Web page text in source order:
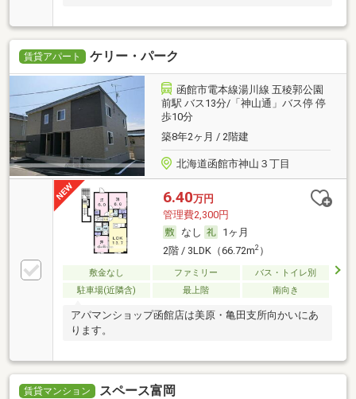
賃貸アパート ケリー・パーク
函館市電本線湯川線 五稜郭公園
前駅 バス13分/「神山通」バス停 停
歩10分
築8年2ヶ月 / 2階建
北海道函館市神山３丁目
6.40万円
管理費2,300円
なし
1ヶ月
2階 / 3LDK（66.72m2）
敷金なし ファミリー
バス・トイレ別
駐車場(近隣含)
最上階 南向き
アパマンショップ函館店は美原・亀田支所向かいにあ
ります。
賃貸マンション スペース富岡